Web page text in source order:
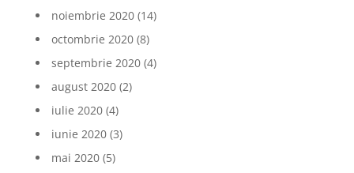
noiembrie 2020(14)
octombrie 2020(8)
septembrie 2020(4)
august 2020(2)
iulie 2020(4)
iunie 2020(3)
mai 2020(5)